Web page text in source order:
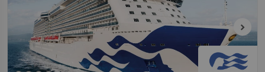
chevron_right